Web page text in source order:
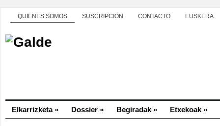
QUIÉNES SOMOS SUSCRIPCIÓN CONTACTO EUSKERA
Elkarrizketa» Dossier » Begiradak » Etxekoak »